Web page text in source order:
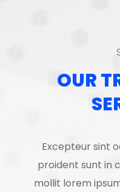
OUR
Excepteur sint
proident sunt in
mollit lorem